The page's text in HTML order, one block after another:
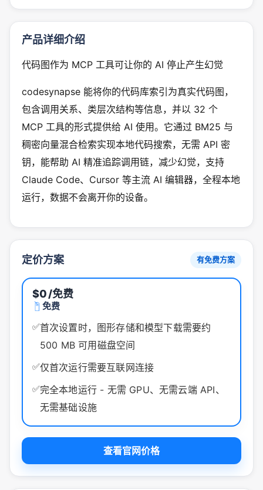
产品详细介绍
代码图作为 MCP 工具可让你的 AI 停止产生幻觉
codesynapse 能将你的代码库索引为真实代码图，
包含调用关系、类层次结构等信息，并以 32 个
MCP 工具的形式提供给 AI 使用。它通过 BM25 与
稠密向量混合检索实现本地代码搜索，无需 API 密
钥，能帮助 AI 精准追踪调用链，减少幻觉，支持
Claude Code、Cursor 等主流 AI 编辑器，全程本地
运行，数据不会离开你的设备。
定价方案 有免费方案
$0/免费
免费
✅首次设置时，图形存储和模型下载需要约
500 MB 可用磁盘空间
✅仅首次运行需要互联网连接
✅完全本地运行 - 无需 GPU、无需云端 API、
无需基础设施
查看官网价格